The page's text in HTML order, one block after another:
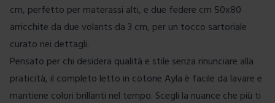
cm, perfetto per materassi alti, e due federe cm 50x80
arricchite da due volants da 3 cm, per un tocco sartoriale
curato nei dettagli.
Pensato per chi desidera qualità e stile senza rinunciare alla
praticità, il completo letto in cotone Ayla è facile da lavare e
mantiene colori brillanti nel tempo. Scegli la nuance che più ti